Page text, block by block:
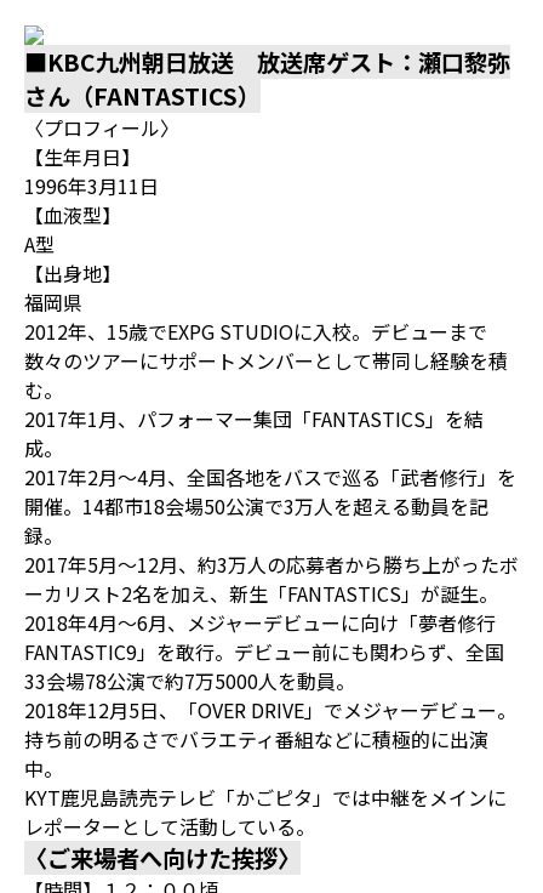
■KBC九州朝日放送 放送席ゲスト：瀬口黎弥
さん（FANTASTICS）
〈プロフィール〉
【生年月日】
1996年3月11日
【血液型】
A型
【出身地】
福岡県
2012年、15歳でEXPG STUDIOに入校。デビューまで
数々のツアーにサポートメンバーとして帯同し経験を積
む。
2017年1月、パフォーマー集団「FANTASTICS」を結
成。
2017年2月～4月、全国各地をバスで巡る「武者修行」を
開催。14都市18会場50公演で3万人を超える動員を記
録。
2017年5月～12月、約3万人の応募者から勝ち上がったボ
ーカリスト2名を加え、新生「FANTASTICS」が誕生。
2018年4月～6月、メジャーデビューに向け「夢者修行
FANTASTIC9」を敢行。デビュー前にも関わらず、全国
33会場78公演で約7万5000人を動員。
2018年12月5日、「OVER DRIVE」でメジャーデビュー。
持ち前の明るさでバラエティ番組などに積極的に出演
中。
KYT鹿児島読売テレビ「かごピタ」では中継をメインに
レポーターとして活動している。
〈ご来場者へ向けた挨拶〉